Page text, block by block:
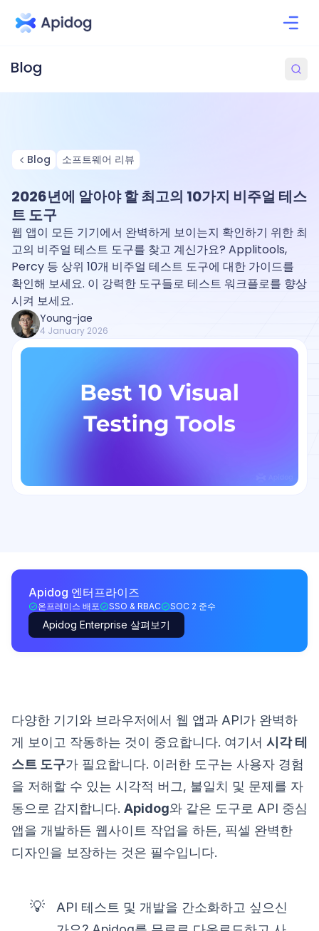
Blog 소프트웨어 리뷰
2026년에 알아야 할 최고의 10가지 비주얼 테스
트 도구
웹 앱이 모든 기기에서 완벽하게 보이는지 확인하기 위한 최
고의 비주얼 테스트 도구를 찾고 계신가요? Applitools,
Percy 등 상위 10개 비주얼 테스트 도구에 대한 가이드를
확인해 보세요. 이 강력한 도구들로 테스트 워크플로를 향상
시켜 보세요.
Young-jae
4 January 2026
Apidog 엔터프라이즈
온프레미스 배포 SSO & RBAC SOC 2 준수
Apidog Enterprise 살펴보기
다양한 기기와 브라우저에서 웹 앱과 API가 완벽하
게 보이고 작동하는 것이 중요합니다. 여기서 시각 테
스트 도구가 필요합니다. 이러한 도구는 사용자 경험
을 저해할 수 있는 시각적 버그, 불일치 및 문제를 자
동으로 감지합니다. Apidog와 같은 도구로 API 중심
앱을 개발하든 웹사이트 작업을 하든, 픽셀 완벽한
디자인을 보장하는 것은 필수입니다.
💡
API 테스트 및 개발을 간소화하고 싶으신